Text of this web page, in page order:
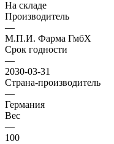
На складе
Производитель
—
М.П.И. Фарма ГмбХ
Срок годности
—
2030-03-31
Страна-производитель
—
Германия
Вес
—
100